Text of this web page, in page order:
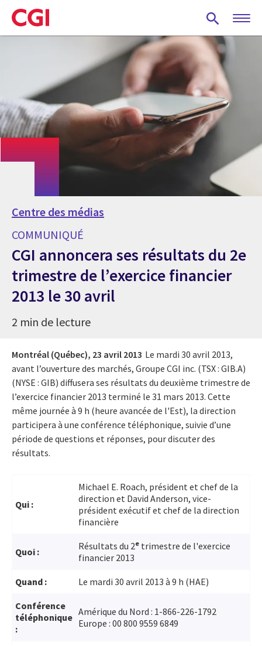
Skip
to
main
Centre des médias
COMMUNIQUÉ
CGI annoncera ses résultats du 2e
trimestre de l’exercice financier
2013 le 30 avril
2 min de lecture
Montréal (Québec), 23 avril 2013 Le mardi 30 avril 2013,
avant l’ouverture des marchés, Groupe CGI inc. (TSX : GIB.A)
(NYSE : GIB) diffusera ses résultats du deuxième trimestre de
l’exercice financier 2013 terminé le 31 mars 2013. Cette
même journée à 9 h (heure avancée de l'Est), la direction
participera à une conférence téléphonique, suivie d’une
période de questions et réponses, pour discuter des
résultats.
Qui :
Michael E. Roach, président et chef de la
direction et David Anderson, vice-
président exécutif et chef de la direction
financière
Quoi : Résultats du 2e trimestre de l'exercice
financier 2013
Quand : Le mardi 30 avril 2013 à 9 h (HAE)
Conférence
téléphonique
:
Amérique du Nord : 1-866-226-1792
Europe : 00 800 9559 6849